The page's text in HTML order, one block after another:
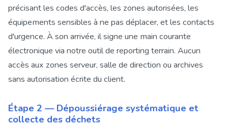
précisant les codes d'accès, les zones autorisées, les
équipements sensibles à ne pas déplacer, et les contacts
d'urgence. À son arrivée, il signe une main courante
électronique via notre outil de reporting terrain. Aucun
accès aux zones serveur, salle de direction ou archives
sans autorisation écrite du client.
Étape 2 — Dépoussiérage systématique et
collecte des déchets